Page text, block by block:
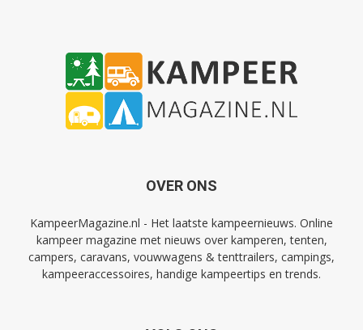
OVER ONS
KampeerMagazine.nl - Het laatste kampeernieuws. Online
kampeer magazine met nieuws over kamperen, tenten,
campers, caravans, vouwwagens & tenttrailers, campings,
kampeeraccessoires, handige kampeertips en trends.